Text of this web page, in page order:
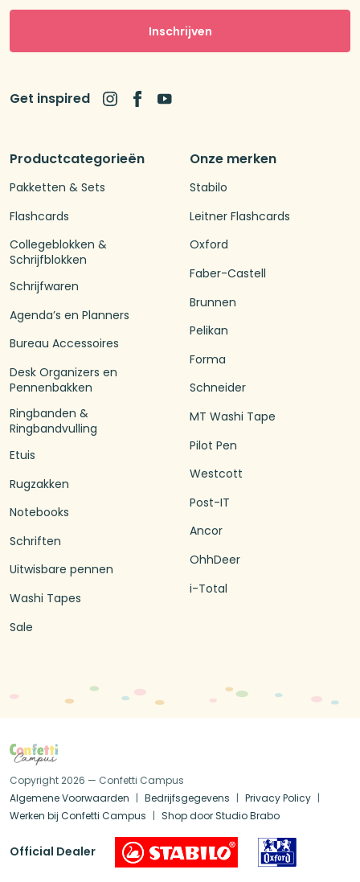
Productcategorieën
Pakketten & Sets
Flashcards
Collegeblokken &
Schrijfblokken
Schrijfwaren
Agenda’s en Planners
Bureau Accessoires
Desk Organizers en
Pennenbakken
Ringbanden &
Ringbandvulling
Etuis
Rugzakken
Notebooks
Schriften
Uitwisbare pennen
Washi Tapes
Sale
Onze merken
Stabilo
Leitner Flashcards
Oxford
Faber-Castell
Brunnen
Pelikan
Forma
Schneider
MT Washi Tape
Pilot Pen
Westcott
Post-IT
Ancor
OhhDeer
i-Total
Inschrijven
Get inspired
Copyright 2026 — Confetti Campus
Algemene Voorwaarden
Bedrijfsgegevens
Privacy Policy
Werken bij Confetti Campus
Shop door Studio Brabo
Official Dealer